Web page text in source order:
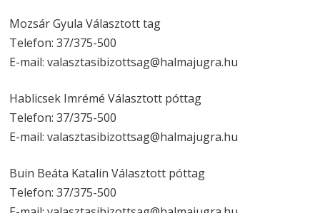
Mozsár Gyula Választott tag
Telefon: 37/375-500
E-mail: valasztasibizottsag@halmajugra.hu
Hablicsek Imrémé Választott póttag
Telefon: 37/375-500
E-mail: valasztasibizottsag@halmajugra.hu
Buin Beáta Katalin Választott póttag
Telefon: 37/375-500